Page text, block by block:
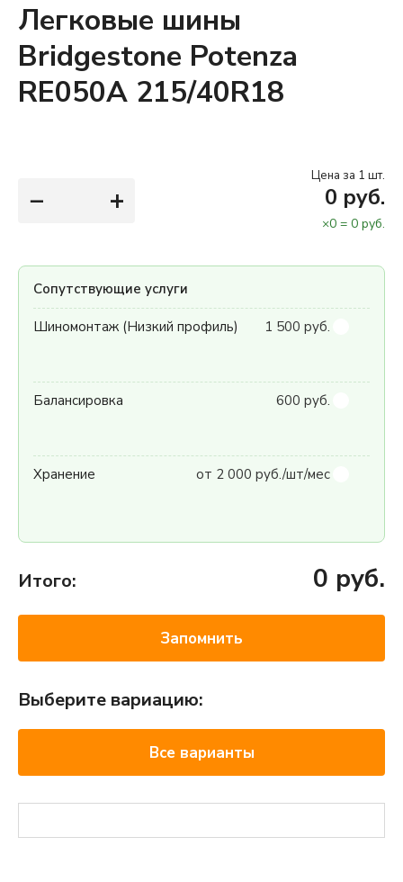
Легковые шины
Bridgestone Potenza
RE050A 215/40R18
− +
Цена за 1 шт.
0 руб.
×0 = 0 руб.
Сопутствующие услуги
Шиномонтаж (Низкий профиль) 1 500 руб.
Балансировка 600 руб.
Хранение от 2 000 руб./шт/мес
Итого: 0 руб.
Запомнить
Выберите вариацию:
Все варианты